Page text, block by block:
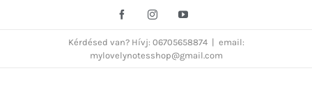
FacebookInstagramYouTube
Kérdésed van? Hívj: 06705658874
email:
mylovelynotesshop@gmail.com